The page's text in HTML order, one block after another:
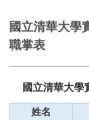
國立清華大學
職掌表
國立清華大學
姓名